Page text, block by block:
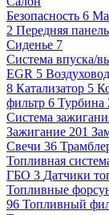
Безопасность 6
2 Передняя панель
Сиденье 7
Система впуска/
EGR 5 Воздуховод
8 Катализатор 5
фильтр 6 Турбина
Система
Зажигание 201
Свечи 36
Топливная
ГБО 3 Датчики
Топливные
96 Топливный